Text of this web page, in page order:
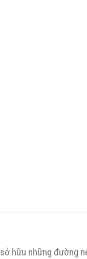
sở hữu những đường